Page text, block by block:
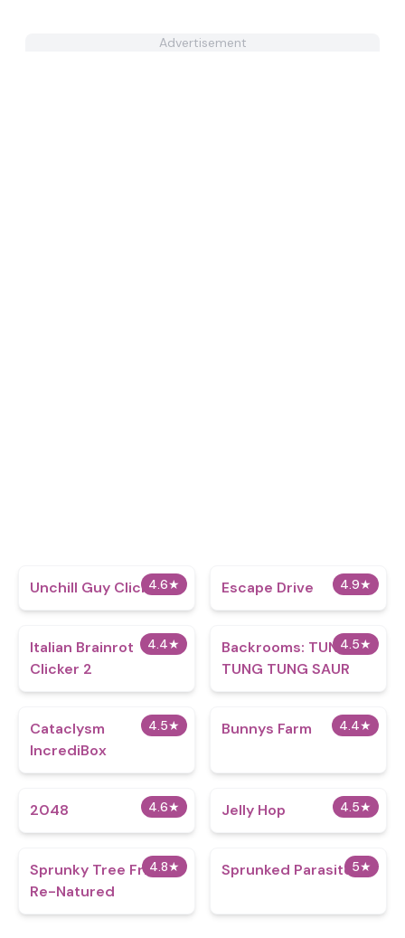
Advertisement
4.6★
Unchill Guy Clicker 4.9★
Escape Drive
4.4★
Italian Brainrot
Clicker 2
4.5★
Backrooms: TUNG
TUNG TUNG SAUR
4.5★
Cataclysm
IncrediBox
4.4★
Bunnys Farm
4.6★
2048 4.5★
Jelly Hop
4.8★
Sprunky Tree Friends
Re-Natured
5★
Sprunked Parasite